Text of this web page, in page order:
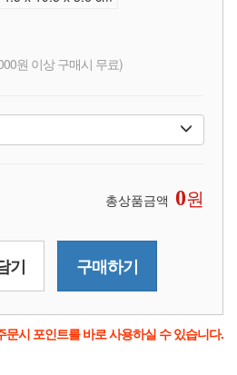
원 이상 구매시 무료)
총상품금액 0원
기 구매하기
문시 포인트를 바로 사용하실 수 있습니다.